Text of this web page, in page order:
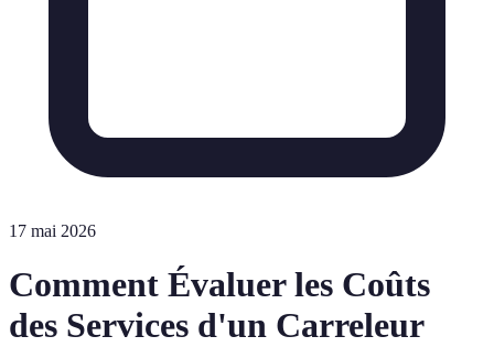
17 mai 2026
Comment Évaluer les Coûts
des Services d'un Carreleur